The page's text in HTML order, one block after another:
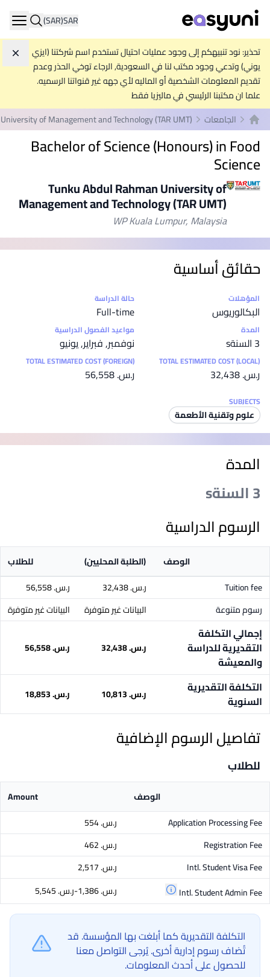
SAR
(SAR)
تحذير: نود تنبيهكم إلى وجود عمليات احتيال تستخدم اسم شركتنا (ايزي
يوني) وتدعي وجود مكتب لنا في السعودية, الرجاء توخي الحذر وعدم
تقديم المعلومات الشخصية أو الماليه لأي جهه غير قنواتنا الرسميه.
علما ان مكتبنا الرئيسي في ماليزيا فقط
الصفحة الرئيسية
الجامعات of Management and Technology (TAR UMT)
Bachelor of Science (Honours) in Food
Science
Tunku Abdul Rahman University of
Management and Technology (TAR UMT)
WP Kuala Lumpur, Malaysia
حقائق أساسية
إحصائيات
المؤهلات
البكالوريوس
حالة الدراسة
Full-time
المدة
3 السنةs
مواعيد الفصول الدراسية
نوفمبر, فبراير, يونيو
TOTAL ESTIMATED COST (LOCAL)
ر.س.‏ 32,438
TOTAL ESTIMATED COST (FOREIGN)
ر.س.‏ 56,558
SUBJECTS
علوم وتقنية الأطعمة
المدة
3 السنةs
الرسوم الدراسية
الوصف (الطلبة المحليين)
للطلاب
Tuition fee
ر.س.‏ 32,438
ر.س.‏ 56,558
رسوم متنوعة
البيانات غير متوفرة البيانات غير متوفرة
إجمالي التكلفة
التقديرية للدراسة
والمعيشة
ر.س.‏ 32,438 ر.س.‏ 56,558
التكلفة التقديرية
السنوية
ر.س.‏ 10,813 ر.س.‏ 18,853
تفاصيل الرسوم الإضافية
للطلاب
الوصف
Amount
Application Processing Fee
ر.س.‏ 554
Registration Fee
ر.س.‏ 462
Intl. Student Visa Fee
ر.س.‏ 2,517
Intl. Student Admin Fee
ر.س.‏ 1,386-ر.س.‏ 5,545
التكلفة التقديرية كما أبلغت بها المؤسسة. قد
تُضاف رسوم إدارية أخرى. يُرجى التواصل معنا
للحصول على أحدث المعلومات.